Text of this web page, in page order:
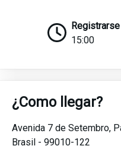
Registrarse
15:00
¿Como llegar?
Avenida 7 de Setembro,
Brasil - 99010-122